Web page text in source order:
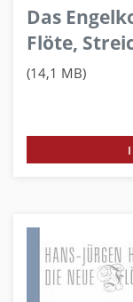
Das
Flöte,
(14,1 MB)